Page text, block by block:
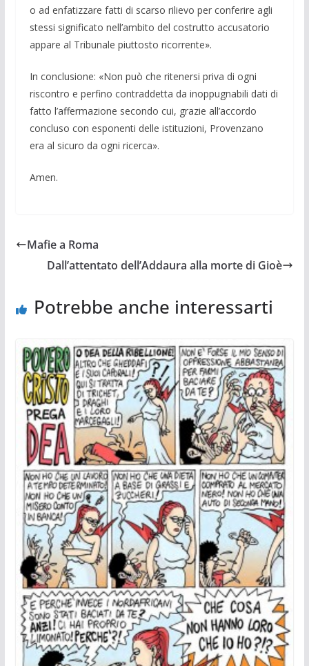
o ad enfatizzare fatti di scarso rilievo per conferire agli
stessi significato nell’ambito del costrutto accusatorio
appa­re al Tribunale piuttosto ricorrente».
In conclusione: «Non può che ritenersi priva di ogni
riscontro e perfino contrad­detta da inoppugnabili dati di
fatto l’affer­mazione secondo cui, grazie all’accordo
concluso con esponenti delle istituzioni, Provenzano
era al sicuro da ogni ricerca».
Amen.
Mafie a Roma
Dall’attentato dell’Addaura alla morte di Gioè
Potrebbe anche interessarti